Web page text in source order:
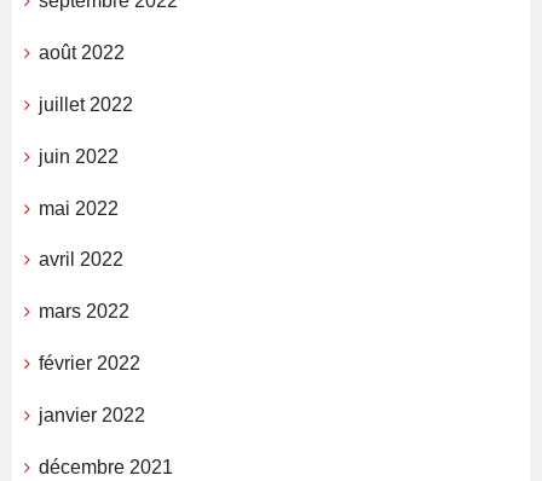
août 2022
juillet 2022
juin 2022
mai 2022
avril 2022
mars 2022
février 2022
janvier 2022
décembre 2021